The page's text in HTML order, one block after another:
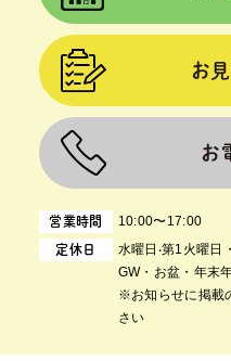
営業時間 10:00〜17:00
定休日
⽔曜⽇‧第1⽕曜⽇
GW・お盆・年末
※お知らせに掲載
さい
お
お